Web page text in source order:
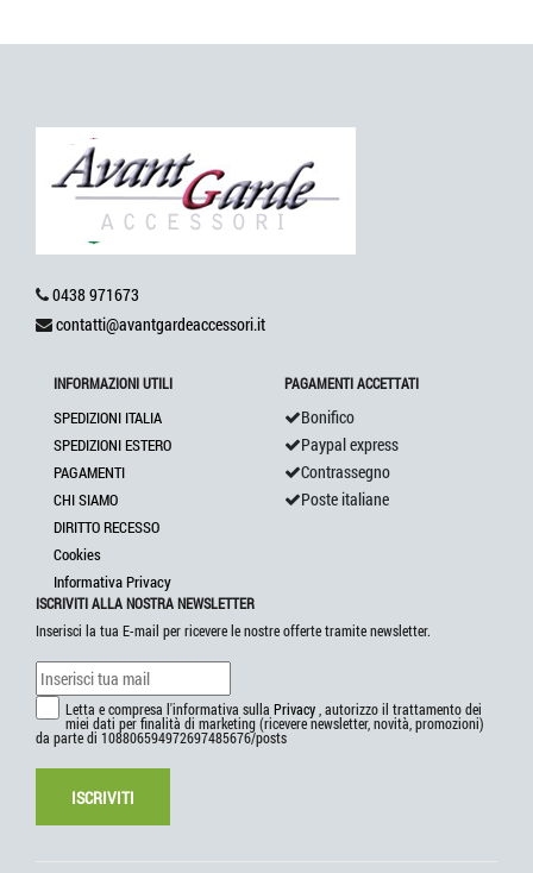
0438 971673
contatti@avantgardeaccessori.it
INFORMAZIONI UTILI
SPEDIZIONI ITALIA
SPEDIZIONI ESTERO
PAGAMENTI
CHI SIAMO
DIRITTO RECESSO
Cookies
Informativa Privacy
PAGAMENTI ACCETTATI
Bonifico
Paypal express
Contrassegno
Poste italiane
ISCRIVITI ALLA NOSTRA NEWSLETTER
Inserisci la tua E-mail per ricevere le nostre offerte tramite newsletter.
Letta e compresa l'informativa sulla Privacy , autorizzo il trattamento dei
miei dati per finalità di marketing (ricevere newsletter, novità, promozioni)
da parte di 108806594972697485676/posts
ISCRIVITI